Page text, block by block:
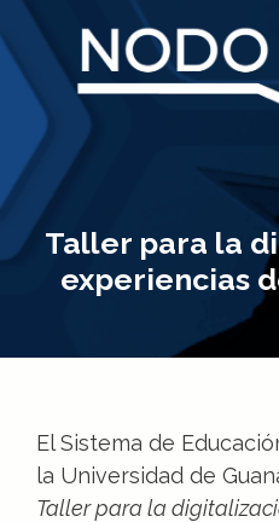
Taller para la
experiencias
El Sistema de
la Universidad de
Taller para la